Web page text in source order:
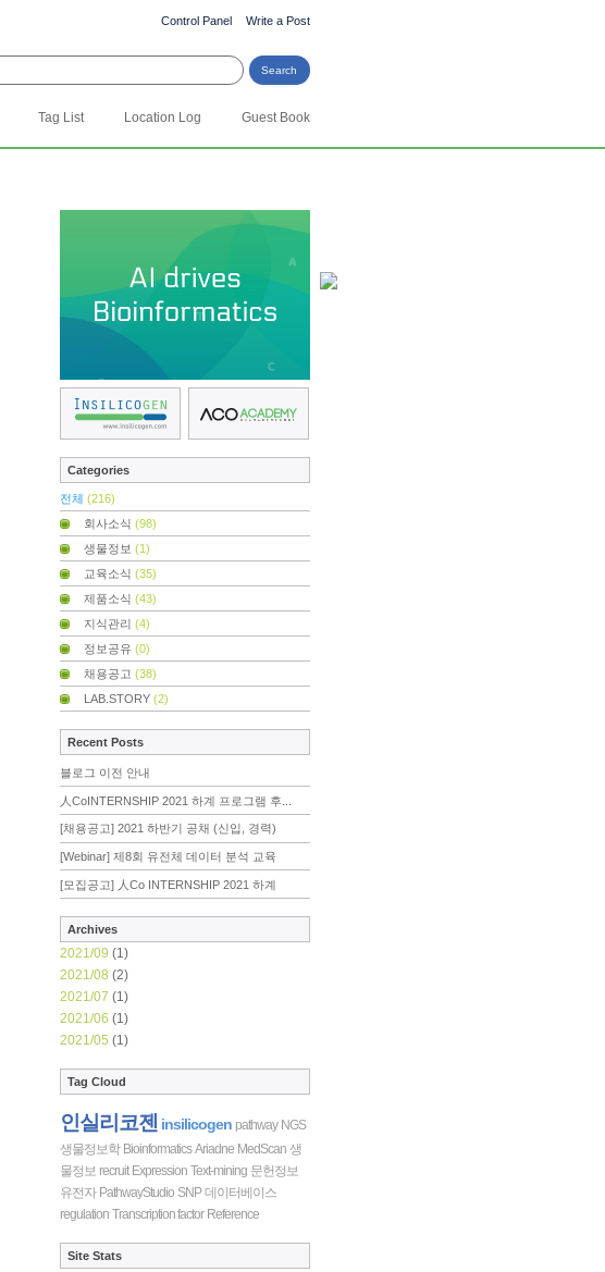
Control Panel Write a Post
Tag List Location Log Guest Book
Categories
전체 (216)
회사소식 (98)
생물정보 (1)
교육소식 (35)
제품소식 (43)
지식관리 (4)
정보공유 (0)
채용공고 (38)
LAB.STORY (2)
Recent Posts
블로그 이전 안내
人CoINTERNSHIP 2021 하계 프로그램 후...
[채용공고] 2021 하반기 공채 (신입, 경력)
[Webinar] 제8회 유전체 데이터 분석 교육
[모집공고] 人Co INTERNSHIP 2021 하계
Archives
2021/09 (1)
2021/08 (2)
2021/07 (1)
2021/06 (1)
2021/05 (1)
Tag Cloud
인실리코젠 insilicogen pathway NGS
생물정보학 Bioinformatics Ariadne MedScan 생
물정보 recruit Expression Text-mining 문헌정보
유전자 PathwayStudio SNP 데이터베이스
regulation Transcription factor Reference
Site Stats